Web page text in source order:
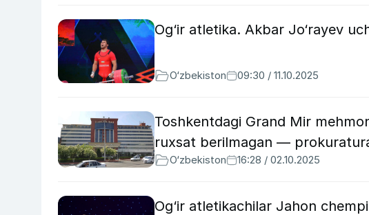
Og‘ir atletika. Akbar Jo‘rayev
O‘zbekiston 09:30 / 11.10.2025
Toshkentdagi Grand Mir
ruxsat berilmagan —
O‘zbekiston 16:28 / 02.10.2025
Og‘ir atletikachilar Jahon